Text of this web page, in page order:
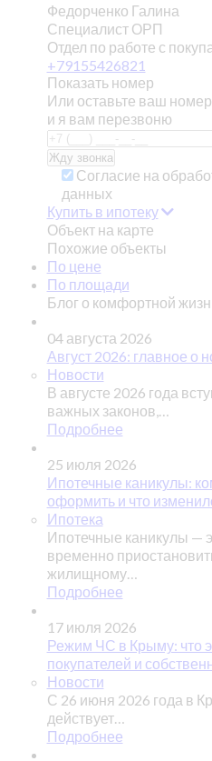
Федорченко Галина
Специалист ОРП
Отдел по работе с
+79155426821
Показать номер
Или оставьте ваш номер,
и я вам перезвоню
Согласие на
данных
Купить в ипотеку
Объект на карте
Похожие объекты
По цене
По площади
Блог о комфортной
04 августа 2026
Август 2026: главное о
Новости
В августе 2026 года
важных законов,…
Подробнее
25 июля 2026
Ипотечные каникулы:
оформить и что
Ипотека
Ипотечные каникулы —
временно
жилищному…
Подробнее
17 июля 2026
Режим ЧС в Крыму: что
покупателей и
Новости
С 26 июня 2026 года в
действует…
Подробнее